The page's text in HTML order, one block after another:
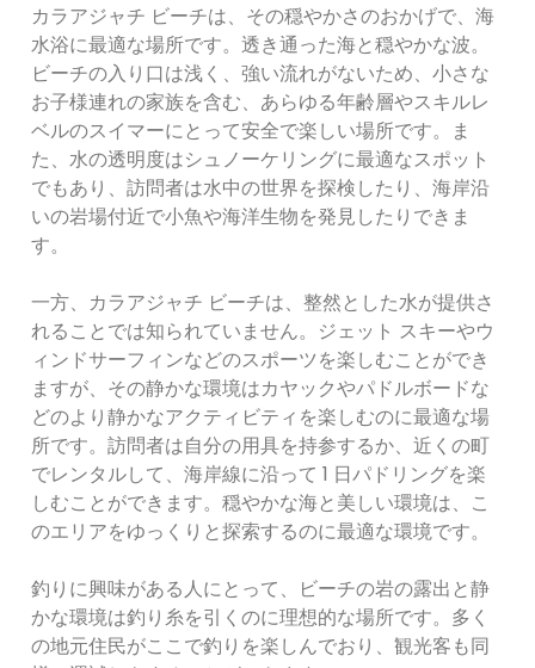
カラアジャチ ビーチは、その穏やかさのおかげで、海
水浴に最適な場所です。透き通った海と穏やかな波。
ビーチの入り口は浅く、強い流れがないため、小さな
お子様連れの家族を含む、あらゆる年齢層やスキルレ
ベルのスイマーにとって安全で楽しい場所です。ま
た、水の透明度はシュノーケリングに最適なスポット
でもあり、訪問者は水中の世界を探検したり、海岸沿
いの岩場付近で小魚や海洋生物を発見したりできま
す。
一方、カラアジャチ ビーチは、整然とした水が提供さ
れることでは知られていません。ジェット スキーやウ
ィンドサーフィンなどのスポーツを楽しむことができ
ますが、その静かな環境はカヤックやパドルボードな
どのより静かなアクティビティを楽しむのに最適な場
所です。訪問者は自分の用具を持参するか、近くの町
でレンタルして、海岸線に沿って 1 日パドリングを楽​​
しむことができます。穏やかな海と美しい環境は、こ
のエリアをゆっくりと探索するのに最適な環境です。
釣りに興味がある人にとって、ビーチの岩の露出と静
かな環境は釣り糸を引くのに理想的な場所です。多く
の地元住民がここで釣りを楽しんでおり、観光客も同